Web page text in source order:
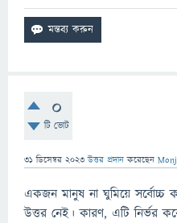
0
টি ভোট
31 ডিসেম্বর 2023 উত্তর প্রদান করেছেন
একজন মানুষ না ঘুমিয়ে সর্বোচ্চ
উত্তর নেই। কারণ, এটি নির্ভর